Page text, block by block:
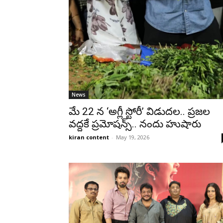
News
మే 22 న ‘అగ్లీ స్టోరీ’ విడుదల.. ప్రజల
వద్దకే ప్రమోషన్స్.. నందు హుషారు
kiran content - May 19, 2026